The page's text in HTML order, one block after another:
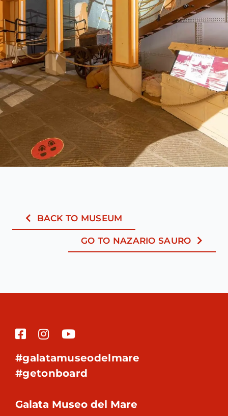
BACK TO MUSEUM
GO TO NAZARIO SAURO
#galatamuseodelmare
#getonboard
Galata Museo del Mare